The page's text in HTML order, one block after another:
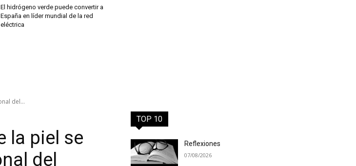
El hidrógeno verde puede convertir a
España en líder mundial de la red
eléctrica